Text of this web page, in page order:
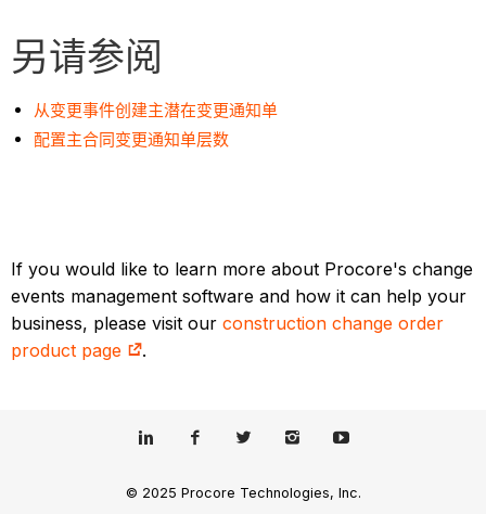
另请参阅
从变更事件创建主潜在变更通知单
配置主合同变更通知单层数
If you would like to learn more about Procore's change
events management software and how it can help your
business, please visit ourconstruction change order
product page
.
© 2025 Procore Technologies, Inc.